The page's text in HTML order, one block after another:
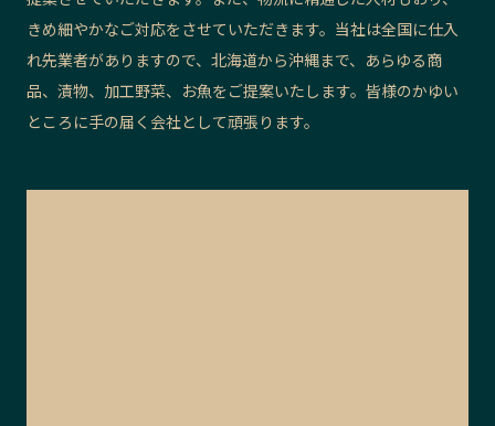
きめ細やかなご対応をさせていただきます。当社は全国に仕入
れ先業者がありますので、北海道から沖縄まで、あらゆる商
品、漬物、加工野菜、お魚をご提案いたします。皆様のかゆい
ところに手の届く会社として頑張ります。